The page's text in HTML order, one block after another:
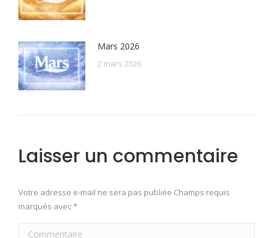
Mars 2026
2 mars 2026
Laisser un commentaire
Votre adresse e-mail ne sera pas publiée Champs requis
marqués avec*
Commentaire